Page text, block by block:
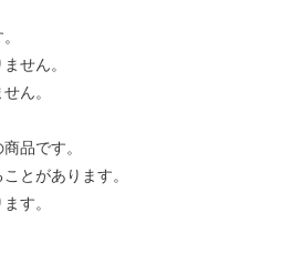
せん。
ん。
品です。
とがあります。
す。